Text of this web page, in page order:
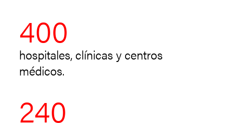
400
hospitales, clínicas y centros
médicos.
240